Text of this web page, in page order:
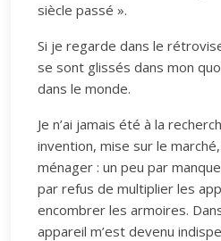
siècle passé ».
Si je regarde dans le
se sont glissés dans mon
dans le monde.
Je n’ai jamais été à la
invention, mise sur le
ménager : un peu par
par refus de multiplier les
encombrer les armoires.
appareil m’est devenu